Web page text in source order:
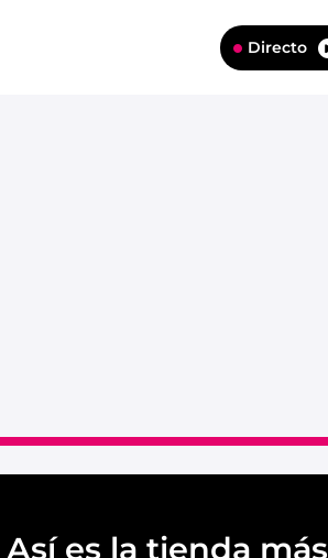
Directo
Así es la tienda más